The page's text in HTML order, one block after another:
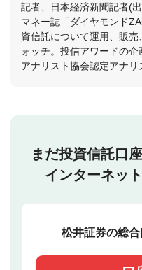
記者、日本経済新聞記者(
マネー誌「ダイヤモンド
資信託について運用、販
ォッチ。投信アワードの
アナリスト協会認定アナリ
まだ投資信託口
インターネッ
松井証券の総